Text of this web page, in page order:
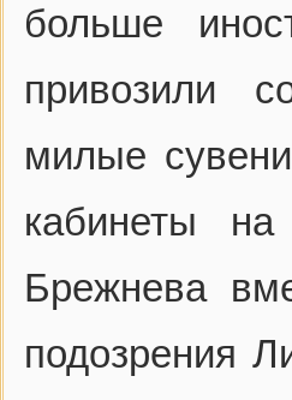
больше
привозили
милые
кабинеты
Брежнева
подозрения